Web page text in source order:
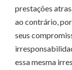
prestações
ao contrário,
seus
essa mesma